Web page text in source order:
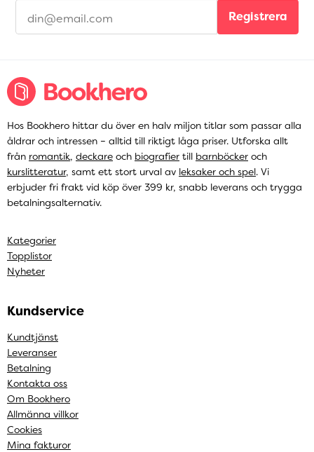
Registrera
Hos Bookhero hittar du över en halv miljon titlar som passar alla
åldrar och intressen – alltid till riktigt låga priser. Utforska allt
från romantik, deckare och biografier till barnböcker och
kurslitteratur, samt ett stort urval av leksaker och spel. Vi
erbjuder fri frakt vid köp över 399 kr, snabb leverans och trygga
betalningsalternativ.
Kategorier
Topplistor
Nyheter
Kundservice
Kundtjänst
Leveranser
Betalning
Kontakta oss
Om Bookhero
Allmänna villkor
Cookies
Mina fakturor